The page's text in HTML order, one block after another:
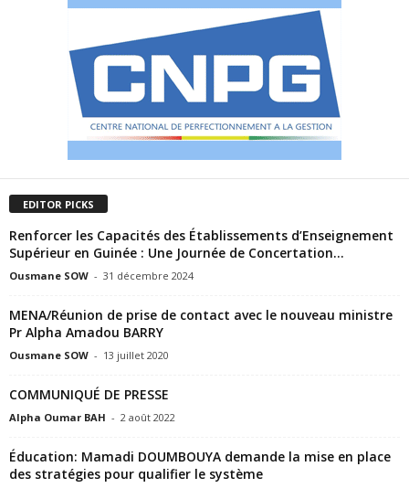
EDITOR PICKS
Renforcer les Capacités des Établissements d’Enseignement
Supérieur en Guinée : Une Journée de Concertation...
Ousmane SOW - 31 décembre 2024
MENA/Réunion de prise de contact avec le nouveau ministre
Pr Alpha Amadou BARRY
Ousmane SOW - 13 juillet 2020
COMMUNIQUÉ DE PRESSE
Alpha Oumar BAH - 2 août 2022
Éducation: Mamadi DOUMBOUYA demande la mise en place
des stratégies pour qualifier le système